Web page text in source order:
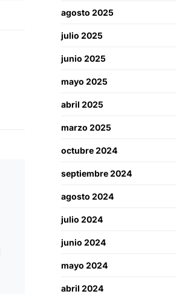
agosto 2025
julio 2025
junio 2025
mayo 2025
abril 2025
marzo 2025
octubre 2024
septiembre 2024
agosto 2024
julio 2024
junio 2024
mayo 2024
abril 2024